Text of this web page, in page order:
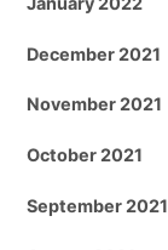
December 2021
November 2021
October 2021
September 2021